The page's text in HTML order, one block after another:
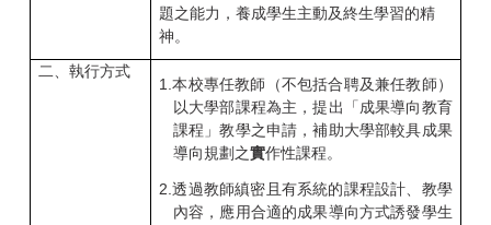
題之能力，養成學生主動及終生學習的精
神。
二、執行方式
1.本校專任教師（不包括合聘及兼任教師）
以大學部課程為主，提出「成果導向教育
課程」教學之申請，補助大學部較具成果
導向規劃之實作性課程。
2.透過教師縝密且有系統的課程設計、教學
內容，應用合適的成果導向方式誘發學生